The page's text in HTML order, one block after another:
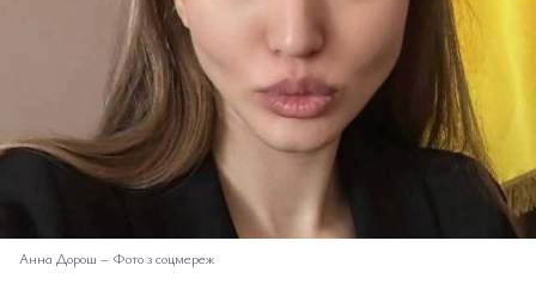
Анна Дорош – Фото з соцмереж